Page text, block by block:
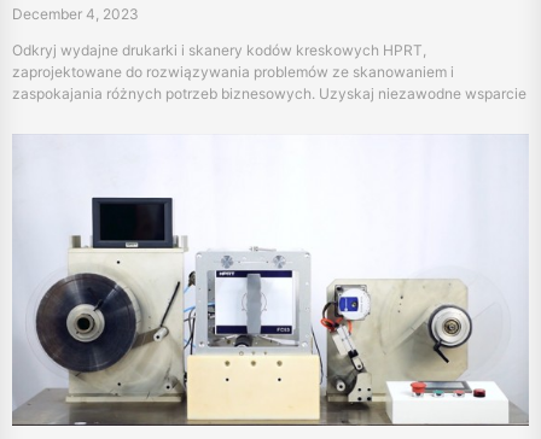
December 4, 2023
Odkryj wydajne drukarki i skanery kodów kreskowych HPRT,
zaprojektowane do rozwiązywania problemów ze skanowaniem i
zaspokajania różnych potrzeb biznesowych. Uzyskaj niezawodne wsparcie
technologii HPRT.